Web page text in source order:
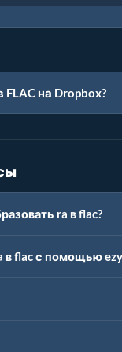
на Dropbox?
ra в flac?
в flac с помощью